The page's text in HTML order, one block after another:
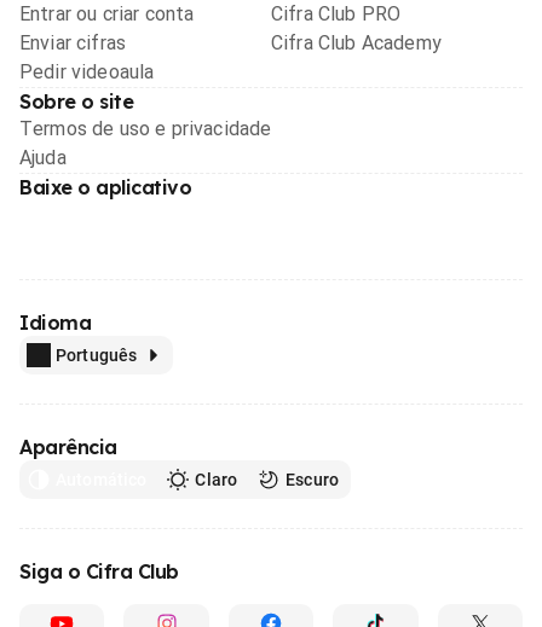
Entrar ou criar conta
Enviar cifras
Pedir videoaula
Cifra Club PRO
Cifra Club Academy
Sobre o site
Termos de uso e privacidade
Ajuda
Baixe o aplicativo
Idioma
Português
Aparência
Claro Escuro
Siga o Cifra Club